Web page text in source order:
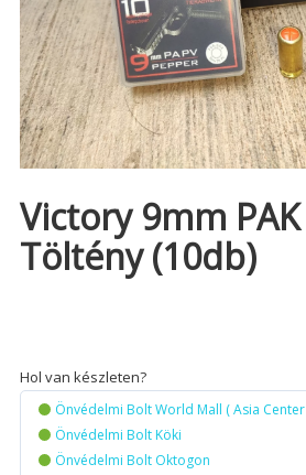
Victory 9mm
Töltény (10db)
Hol van készleten?
Önvédelmi Bolt World Mall ( Asia Center
Önvédelmi Bolt Köki
Önvédelmi Bolt Oktogon